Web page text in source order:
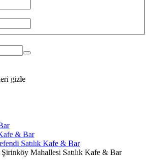
gizle
& Bar
Satılık Kafe & Bar
Mahallesi Satılık Kafe & Bar